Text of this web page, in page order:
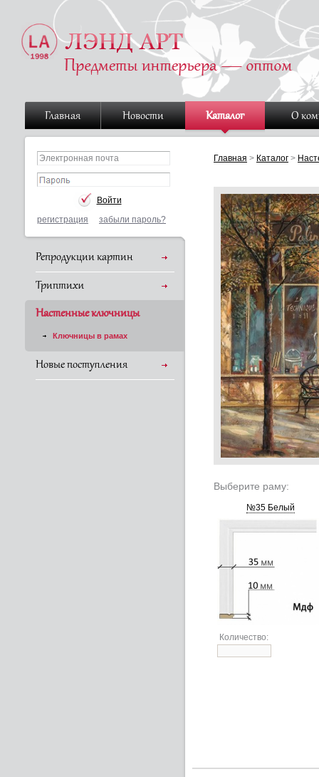
Главная Новости Каталог О
регистрация забыли пароль?
Репродукции картин
Триптихи
Настенные ключницы
Ключницы в рамах
Новые поступления
Главная > Каталог >
Выберите раму:
№35 Белый
Количество: